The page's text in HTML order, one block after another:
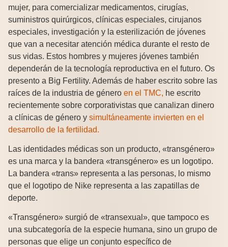
mujer, para comercializar medicamentos, cirugías,
suministros quirúrgicos, clínicas especiales, cirujanos
especiales, investigación y la esterilización de jóvenes
que van a necesitar atención médica durante el resto de
sus vidas. Estos hombres y mujeres jóvenes también
dependerán de la tecnología reproductiva en el futuro. Os
presento a Big Fertility. Además de haber escrito sobre las
raíces de la industria de género en el TMC, he escrito
recientemente sobre corporativistas que canalizan dinero
a clínicas de género y simultáneamente invierten en el
desarrollo de la fertilidad.
Las identidades médicas son un producto, «transgénero»
es una marca y la bandera «transgénero» es un logotipo.
La bandera «trans» representa a las personas, lo mismo
que el logotipo de Nike representa a las zapatillas de
deporte.
«Transgénero» surgió de «transexual», que tampoco es
una subcategoría de la especie humana, sino un grupo de
personas que elige un conjunto específico de